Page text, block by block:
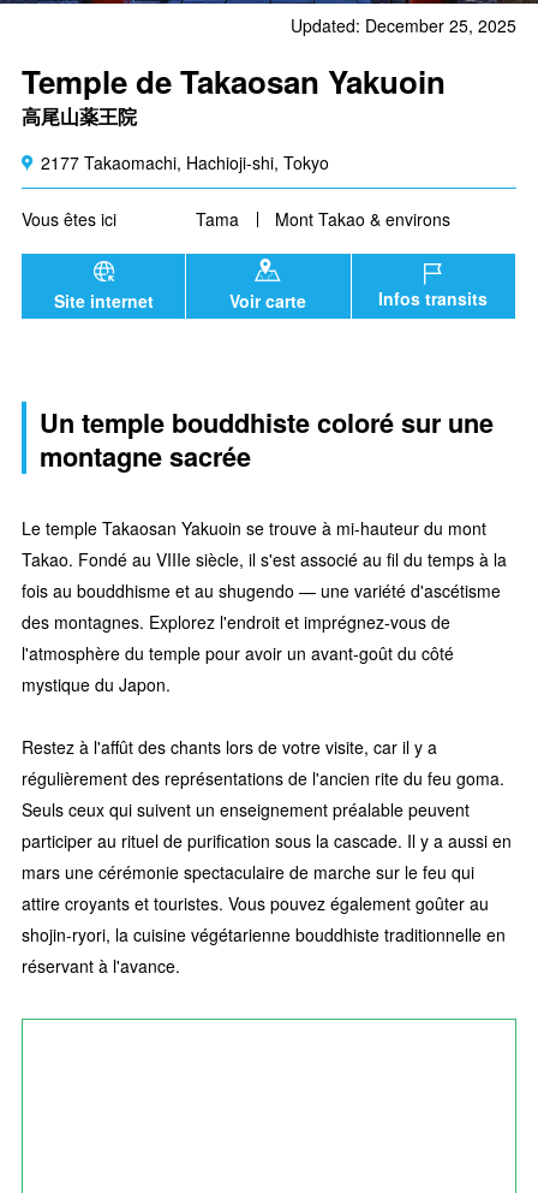
Updated: December 25, 2025
Temple de Takaosan Yakuoin
高尾山薬王院
2177 Takaomachi, Hachioji-shi, Tokyo
Vous êtes ici Tama Mont Takao & environs
Site internet Voir carte Infos transits
Un temple bouddhiste coloré sur une
montagne sacrée
Le temple Takaosan Yakuoin se trouve à mi-hauteur du mont
Takao. Fondé au VIIIe siècle, il s'est associé au fil du temps à la
fois au bouddhisme et au shugendo — une variété d'ascétisme
des montagnes. Explorez l'endroit et imprégnez-vous de
l'atmosphère du temple pour avoir un avant-goût du côté
mystique du Japon.
Restez à l'affût des chants lors de votre visite, car il y a
régulièrement des représentations de l'ancien rite du feu goma.
Seuls ceux qui suivent un enseignement préalable peuvent
participer au rituel de purification sous la cascade. Il y a aussi en
mars une cérémonie spectaculaire de marche sur le feu qui
attire croyants et touristes. Vous pouvez également goûter au
shojin-ryori, la cuisine végétarienne bouddhiste traditionnelle en
réservant à l'avance.